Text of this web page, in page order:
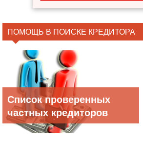
ПОМОЩЬ В ПОИСКЕ КРЕДИТОРА
Список проверенных
частных кредиторов